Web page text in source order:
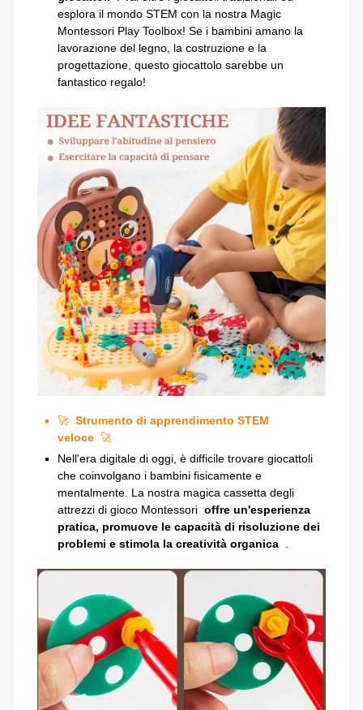
esplora il mondo STEM con la nostra Magic
Montessori Play Toolbox! Se i bambini amano la
lavorazione del legno, la costruzione e la
progettazione, questo giocattolo sarebbe un
fantastico regalo!
🚀 Strumento di apprendimento STEM
veloce 🚀
Nell'era digitale di oggi, è difficile trovare giocattoli
che coinvolgano i bambini fisicamente e
mentalmente. La nostra magica cassetta degli
attrezzi di gioco Montessori offre un'esperienza
pratica, promuove le capacità di risoluzione dei
problemi e stimola la creatività organica